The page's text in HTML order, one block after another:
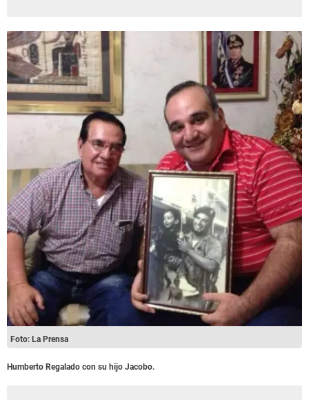
Foto: La Prensa
Humberto Regalado con su hijo Jacobo.